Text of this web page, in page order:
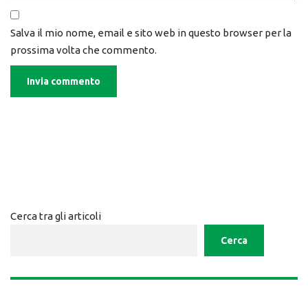
Salva il mio nome, email e sito web in questo browser per la
prossima volta che commento.
Cerca tra gli articoli
Cerca